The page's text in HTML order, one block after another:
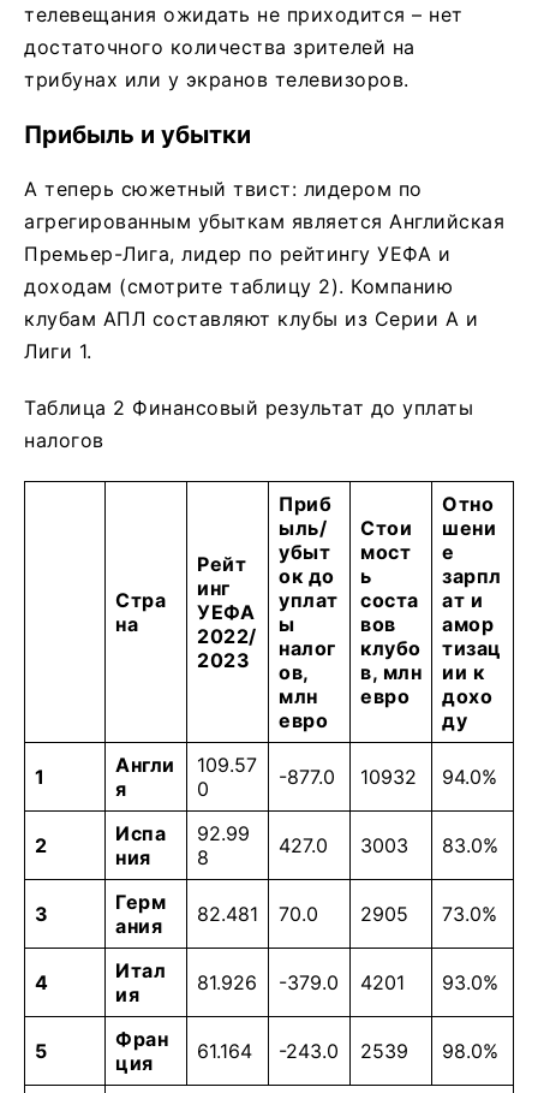
телевещания ожидать не приходится – нет
достаточного количества зрителей на
трибунах или у экранов телевизоров.
Прибыль и убытки
А теперь сюжетный твист: лидером по
агрегированным убыткам является Английская
Премьер-Лига, лидер по рейтингу УЕФА и
доходам (смотрите таблицу 2). Компанию
клубам АПЛ составляют клубы из Серии А и
Лиги 1.
Таблица 2 Финансовый результат до уплаты
налогов
Стра
на
Рейт
инг
УЕФА
2022/
2023
Приб
ыль/
убыт
ок до
уплат
ы
налог
ов,
млн
евро
Стои
мост
ь
соста
вов
клубо
в, млн
евро
Отно
шени
е
зарпл
ат и
амор
тизац
ии к
дохо
ду
1
Англи
я
109.57
0
-877.0 10932 94.0%
2
Испа
ния
92.99
8
427.0 3003 83.0%
3
Герм
ания
82.481 70.0 2905 73.0%
4
Итал
ия
81.926 -379.0 4201 93.0%
5
Фран
ция
61.164 -243.0 2539 98.0%